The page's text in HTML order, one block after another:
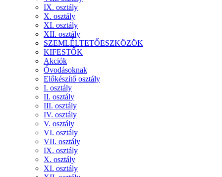
IX. osztály
X. osztály
XI. osztály
XII. osztály
SZEMLÉLTETŐESZKÖZÖK
KIFESTŐK
Akciók
Óvodásoknak
Előkészítő osztály
I. osztály
II. osztály
III. osztály
IV. osztály
V. osztály
VI. osztály
VII. osztály
IX. osztály
X. osztály
XI. osztály